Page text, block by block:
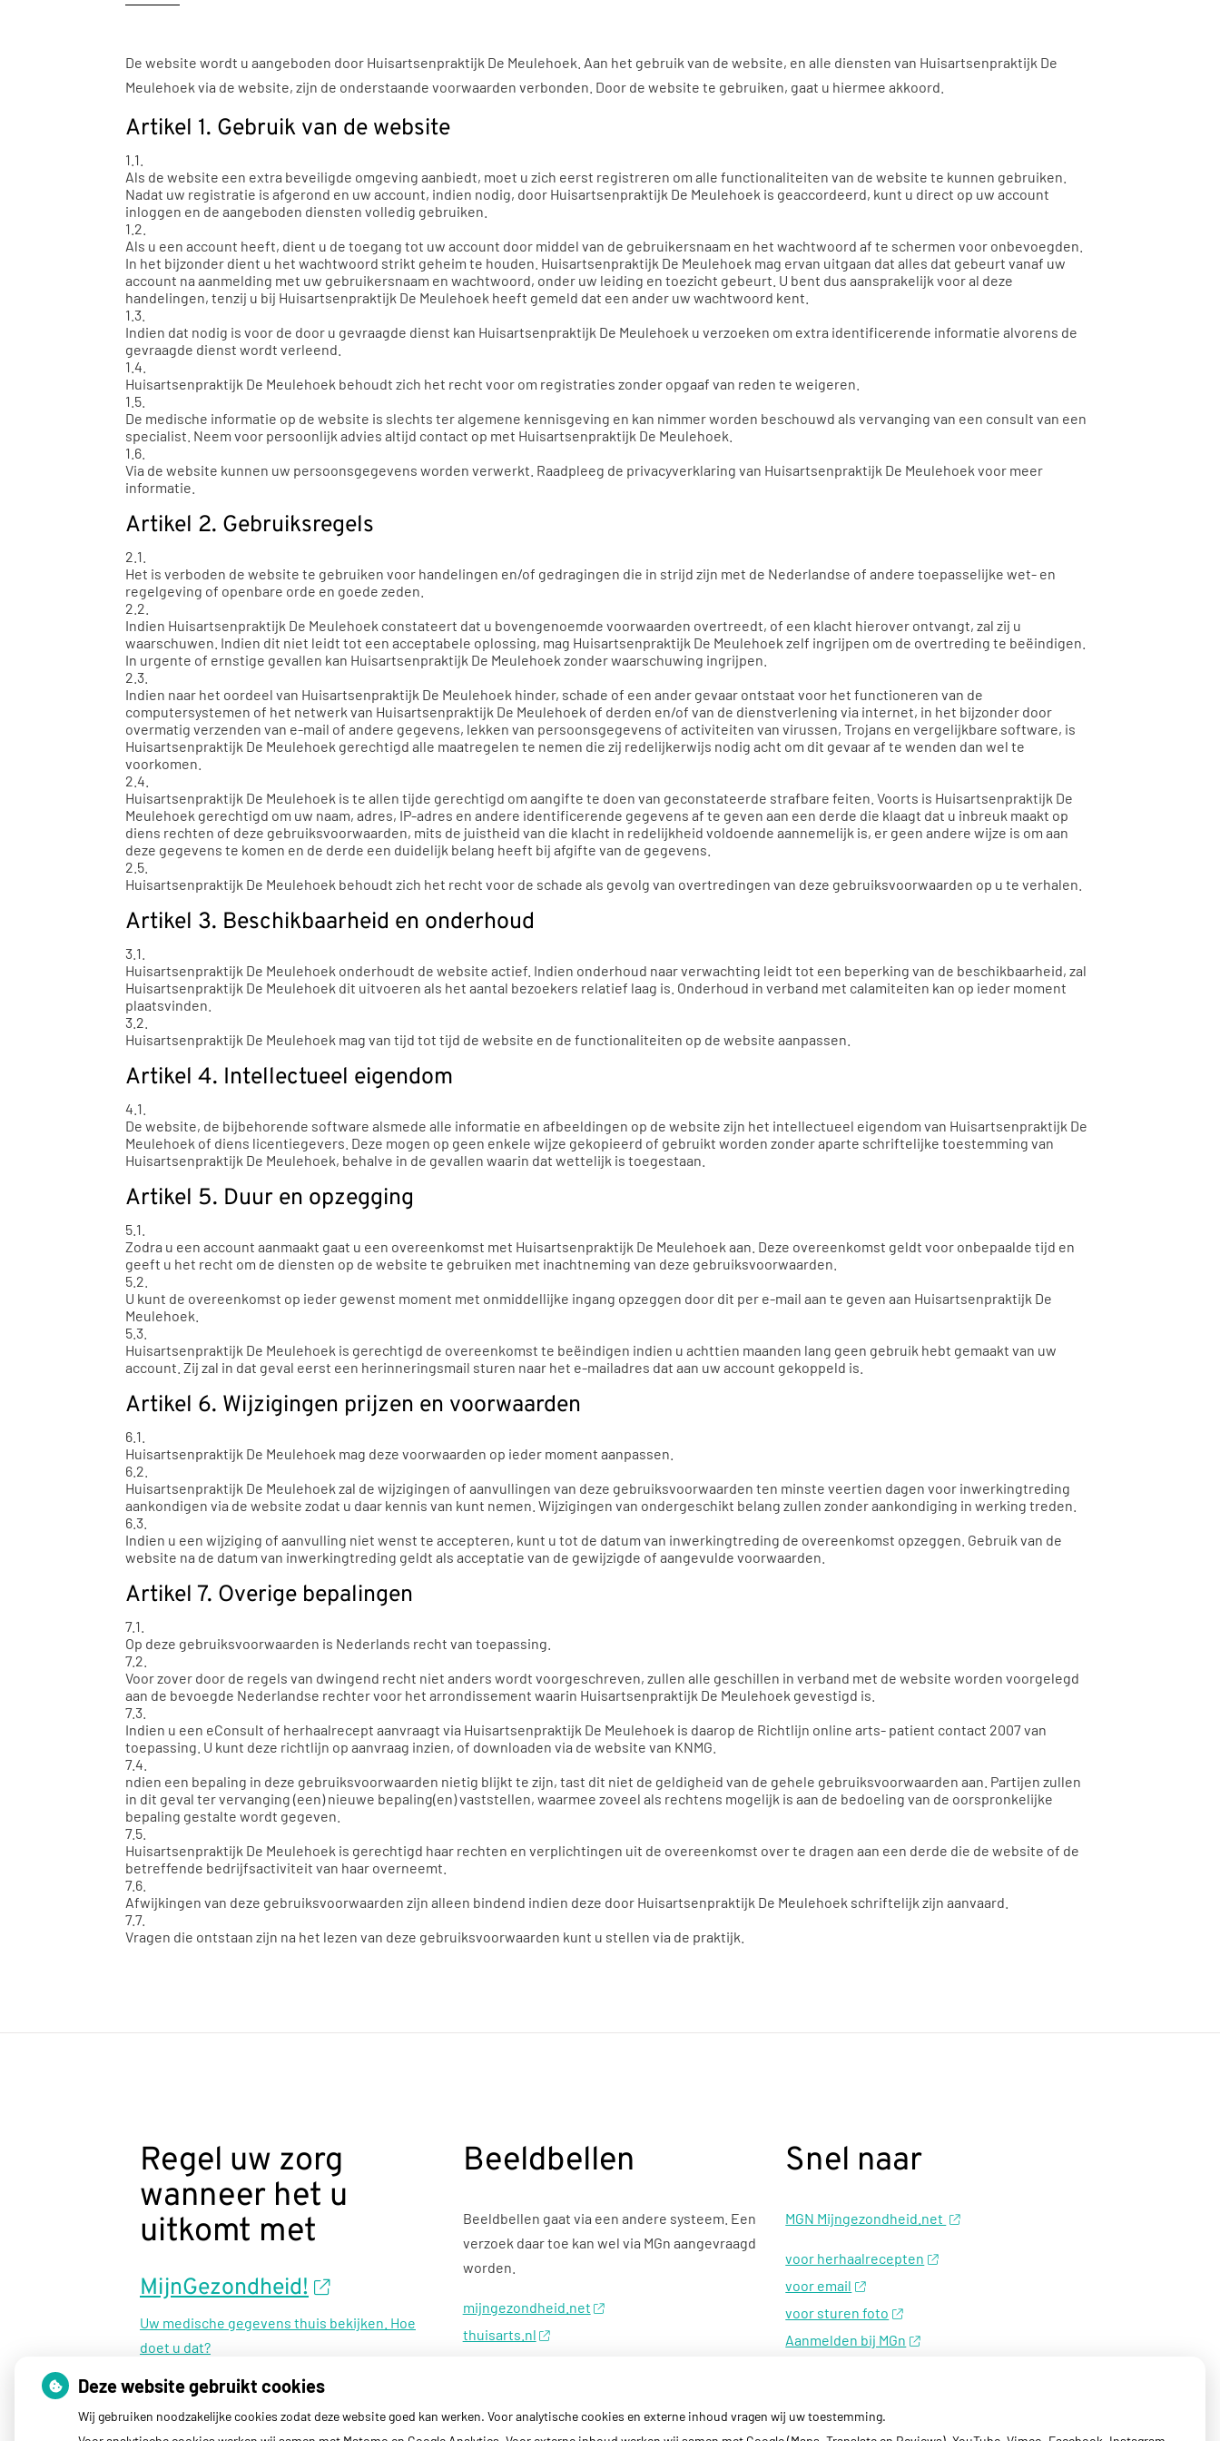
De website wordt u aangeboden door Huisartsenpraktijk De Meulehoek. Aan het gebruik van de website, en alle diensten van Huisartsenpraktijk De
Meulehoek via de website, zijn de onderstaande voorwaarden verbonden. Door de website te gebruiken, gaat u hiermee akkoord.
Artikel 1. Gebruik van de website
1.1.
Als de website een extra beveiligde omgeving aanbiedt, moet u zich eerst registreren om alle functionaliteiten van de website te kunnen gebruiken.
Nadat uw registratie is afgerond en uw account, indien nodig, door Huisartsenpraktijk De Meulehoek is geaccordeerd, kunt u direct op uw account
inloggen en de aangeboden diensten volledig gebruiken.
1.2.
Als u een account heeft, dient u de toegang tot uw account door middel van de gebruikersnaam en het wachtwoord af te schermen voor onbevoegden.
In het bijzonder dient u het wachtwoord strikt geheim te houden. Huisartsenpraktijk De Meulehoek mag ervan uitgaan dat alles dat gebeurt vanaf uw
account na aanmelding met uw gebruikersnaam en wachtwoord, onder uw leiding en toezicht gebeurt. U bent dus aansprakelijk voor al deze
handelingen, tenzij u bij Huisartsenpraktijk De Meulehoek heeft gemeld dat een ander uw wachtwoord kent.
1.3.
Indien dat nodig is voor de door u gevraagde dienst kan Huisartsenpraktijk De Meulehoek u verzoeken om extra identificerende informatie alvorens de
gevraagde dienst wordt verleend.
1.4.
Huisartsenpraktijk De Meulehoek behoudt zich het recht voor om registraties zonder opgaaf van reden te weigeren.
1.5.
De medische informatie op de website is slechts ter algemene kennisgeving en kan nimmer worden beschouwd als vervanging van een consult van een
specialist. Neem voor persoonlijk advies altijd contact op met Huisartsenpraktijk De Meulehoek.
1.6.
Via de website kunnen uw persoonsgegevens worden verwerkt. Raadpleeg de privacyverklaring van Huisartsenpraktijk De Meulehoek voor meer
informatie.
Artikel 2. Gebruiksregels
2.1.
Het is verboden de website te gebruiken voor handelingen en/of gedragingen die in strijd zijn met de Nederlandse of andere toepasselijke wet- en
regelgeving of openbare orde en goede zeden.
2.2.
Indien Huisartsenpraktijk De Meulehoek constateert dat u bovengenoemde voorwaarden overtreedt, of een klacht hierover ontvangt, zal zij u
waarschuwen. Indien dit niet leidt tot een acceptabele oplossing, mag Huisartsenpraktijk De Meulehoek zelf ingrijpen om de overtreding te beëindigen.
In urgente of ernstige gevallen kan Huisartsenpraktijk De Meulehoek zonder waarschuwing ingrijpen.
2.3.
Indien naar het oordeel van Huisartsenpraktijk De Meulehoek hinder, schade of een ander gevaar ontstaat voor het functioneren van de
computersystemen of het netwerk van Huisartsenpraktijk De Meulehoek of derden en/of van de dienstverlening via internet, in het bijzonder door
overmatig verzenden van e-mail of andere gegevens, lekken van persoonsgegevens of activiteiten van virussen, Trojans en vergelijkbare software, is
Huisartsenpraktijk De Meulehoek gerechtigd alle maatregelen te nemen die zij redelijkerwijs nodig acht om dit gevaar af te wenden dan wel te
voorkomen.
2.4.
Huisartsenpraktijk De Meulehoek is te allen tijde gerechtigd om aangifte te doen van geconstateerde strafbare feiten. Voorts is Huisartsenpraktijk De
Meulehoek gerechtigd om uw naam, adres, IP-adres en andere identificerende gegevens af te geven aan een derde die klaagt dat u inbreuk maakt op
diens rechten of deze gebruiksvoorwaarden, mits de juistheid van die klacht in redelijkheid voldoende aannemelijk is, er geen andere wijze is om aan
deze gegevens te komen en de derde een duidelijk belang heeft bij afgifte van de gegevens.
2.5.
Huisartsenpraktijk De Meulehoek behoudt zich het recht voor de schade als gevolg van overtredingen van deze gebruiksvoorwaarden op u te verhalen.
Artikel 3. Beschikbaarheid en onderhoud
3.1.
Huisartsenpraktijk De Meulehoek onderhoudt de website actief. Indien onderhoud naar verwachting leidt tot een beperking van de beschikbaarheid, zal
Huisartsenpraktijk De Meulehoek dit uitvoeren als het aantal bezoekers relatief laag is. Onderhoud in verband met calamiteiten kan op ieder moment
plaatsvinden.
3.2.
Huisartsenpraktijk De Meulehoek mag van tijd tot tijd de website en de functionaliteiten op de website aanpassen.
Artikel 4. Intellectueel eigendom
4.1.
De website, de bijbehorende software alsmede alle informatie en afbeeldingen op de website zijn het intellectueel eigendom van Huisartsenpraktijk De
Meulehoek of diens licentiegevers. Deze mogen op geen enkele wijze gekopieerd of gebruikt worden zonder aparte schriftelijke toestemming van
Huisartsenpraktijk De Meulehoek, behalve in de gevallen waarin dat wettelijk is toegestaan.
Artikel 5. Duur en opzegging
5.1.
Zodra u een account aanmaakt gaat u een overeenkomst met Huisartsenpraktijk De Meulehoek aan. Deze overeenkomst geldt voor onbepaalde tijd en
geeft u het recht om de diensten op de website te gebruiken met inachtneming van deze gebruiksvoorwaarden.
5.2.
U kunt de overeenkomst op ieder gewenst moment met onmiddellijke ingang opzeggen door dit per e-mail aan te geven aan Huisartsenpraktijk De
Meulehoek.
5.3.
Huisartsenpraktijk De Meulehoek is gerechtigd de overeenkomst te beëindigen indien u achttien maanden lang geen gebruik hebt gemaakt van uw
account. Zij zal in dat geval eerst een herinneringsmail sturen naar het e-mailadres dat aan uw account gekoppeld is.
Artikel 6. Wijzigingen prijzen en voorwaarden
6.1.
Huisartsenpraktijk De Meulehoek mag deze voorwaarden op ieder moment aanpassen.
6.2.
Huisartsenpraktijk De Meulehoek zal de wijzigingen of aanvullingen van deze gebruiksvoorwaarden ten minste veertien dagen voor inwerkingtreding
aankondigen via de website zodat u daar kennis van kunt nemen. Wijzigingen van ondergeschikt belang zullen zonder aankondiging in werking treden.
6.3.
Indien u een wijziging of aanvulling niet wenst te accepteren, kunt u tot de datum van inwerkingtreding de overeenkomst opzeggen. Gebruik van de
website na de datum van inwerkingtreding geldt als acceptatie van de gewijzigde of aangevulde voorwaarden.
Artikel 7. Overige bepalingen
7.1.
Op deze gebruiksvoorwaarden is Nederlands recht van toepassing.
7.2.
Voor zover door de regels van dwingend recht niet anders wordt voorgeschreven, zullen alle geschillen in verband met de website worden voorgelegd
aan de bevoegde Nederlandse rechter voor het arrondissement waarin Huisartsenpraktijk De Meulehoek gevestigd is.
7.3.
Indien u een eConsult of herhaalrecept aanvraagt via Huisartsenpraktijk De Meulehoek is daarop de Richtlijn online arts- patient contact 2007 van
toepassing. U kunt deze richtlijn op aanvraag inzien, of downloaden via de website van KNMG.
7.4.
ndien een bepaling in deze gebruiksvoorwaarden nietig blijkt te zijn, tast dit niet de geldigheid van de gehele gebruiksvoorwaarden aan. Partijen zullen
in dit geval ter vervanging (een) nieuwe bepaling(en) vaststellen, waarmee zoveel als rechtens mogelijk is aan de bedoeling van de oorspronkelijke
bepaling gestalte wordt gegeven.
7.5.
Huisartsenpraktijk De Meulehoek is gerechtigd haar rechten en verplichtingen uit de overeenkomst over te dragen aan een derde die de website of de
betreffende bedrijfsactiviteit van haar overneemt.
7.6.
Afwijkingen van deze gebruiksvoorwaarden zijn alleen bindend indien deze door Huisartsenpraktijk De Meulehoek schriftelijk zijn aanvaard.
7.7.
Vragen die ontstaan zijn na het lezen van deze gebruiksvoorwaarden kunt u stellen via de praktijk.
Regel uw zorg
wanneer het u
uitkomt met
MijnGezondheid!
Uw medische gegevens thuis bekijken. Hoe
doet u dat?
Beeldbellen
Beeldbellen gaat via een andere systeem. Een
verzoek daar toe kan wel via MGn aangevraagd
worden.
mijngezondheid.net
thuisarts.nl
Snel naar
MGN Mijngezondheid.net
voor herhaalrecepten
voor email
voor sturen foto
Aanmelden bij MGn
Deze website gebruikt cookies
Wij gebruiken noodzakelijke cookies zodat deze website goed kan werken. Voor analytische cookies en externe inhoud vragen wij uw toestemming.